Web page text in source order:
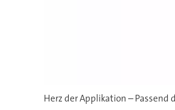
Herz der Applikation – Passend